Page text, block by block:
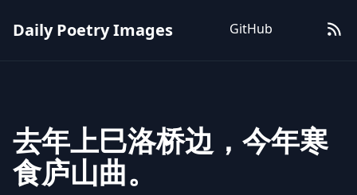
Daily Poetry Images GitHub
去年上巳洛桥边，今年寒
食庐山曲。